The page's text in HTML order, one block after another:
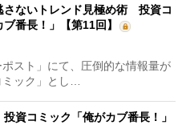
さないトレンド見極め術 投資コ
番長！」【第11回】
スト」にて、圧倒的な情報量が
ック」とし…
資コミック「俺がカブ番長！」